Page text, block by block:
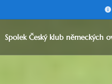
Spolek Český klub německých